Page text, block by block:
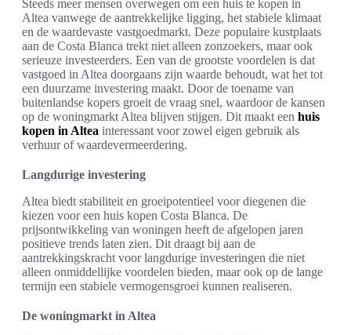
Steeds meer mensen overwegen om een huis te kopen in
Altea vanwege de aantrekkelijke ligging, het stabiele klimaat
en de waardevaste vastgoedmarkt. Deze populaire kustplaats
aan de Costa Blanca trekt niet alleen zonzoekers, maar ook
serieuze investeerders. Een van de grootste voordelen is dat
vastgoed in Altea doorgaans zijn waarde behoudt, wat het tot
een duurzame investering maakt. Door de toename van
buitenlandse kopers groeit de vraag snel, waardoor de kansen
op de woningmarkt Altea blijven stijgen. Dit maakt een huis
kopen in Altea interessant voor zowel eigen gebruik als
verhuur of waardevermeerdering.
Langdurige investering
Altea biedt stabiliteit en groeipotentieel voor diegenen die
kiezen voor een huis kopen Costa Blanca. De
prijsontwikkeling van woningen heeft de afgelopen jaren
positieve trends laten zien. Dit draagt bij aan de
aantrekkingskracht voor langdurige investeringen die niet
alleen onmiddellijke voordelen bieden, maar ook op de lange
termijn een stabiele vermogensgroei kunnen realiseren.
De woningmarkt in Altea